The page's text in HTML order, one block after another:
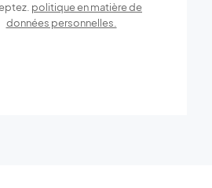
politique en matière de
données personnelles.